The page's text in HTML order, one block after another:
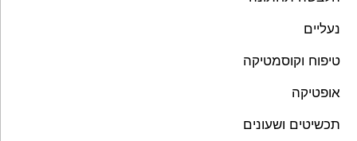
נעליים
טיפוח וקוסמטיקה
אופטיקה
תכשיטים ושעונים